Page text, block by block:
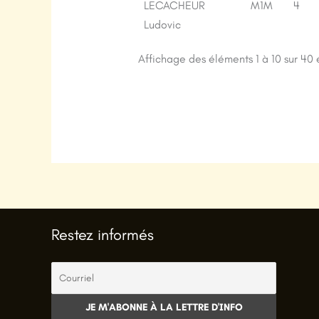
LECACHEUR
Ludovic
M1M 4
Affichage des éléments 1 à 10 sur 40
Restez informés